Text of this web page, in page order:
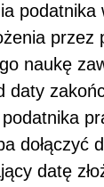
podatnika
przez
naukę
daty
dołączyć
datę